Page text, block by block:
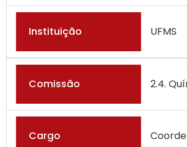
Instituição UFMS
Comissão 2.4.
Cargo